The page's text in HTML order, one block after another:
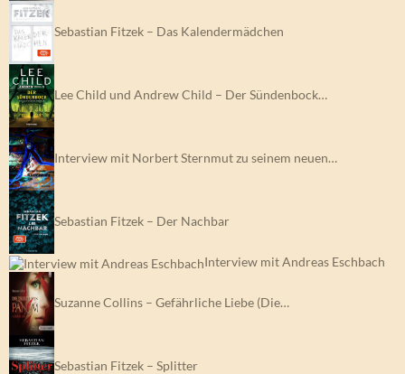
Sebastian Fitzek – Das Kalendermädchen
Lee Child und Andrew Child – Der Sündenbock…
Interview mit Norbert Sternmut zu seinem neuen…
Sebastian Fitzek – Der Nachbar
Interview mit Andreas Eschbach
Suzanne Collins – Gefährliche Liebe (Die…
Sebastian Fitzek – Splitter